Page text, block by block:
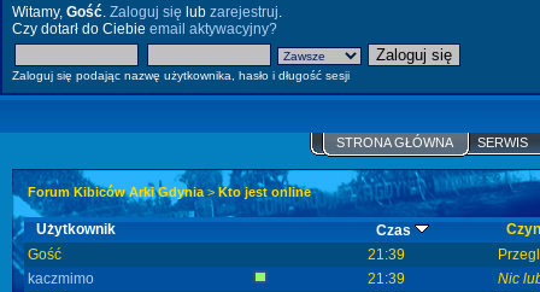
Witamy, Gość. Zaloguj się lub zarejestruj.
Czy dotarł do Ciebie email aktywacyjny?
Zaloguj się podając nazwę użytkownika, hasło i długość sesji
STRONA GŁÓWNA SERWIS
Forum Kibiców Arki Gdynia> Kto jest online
Użytkownik Czas
Gość
21:39
kaczmimo
21:39
Nic